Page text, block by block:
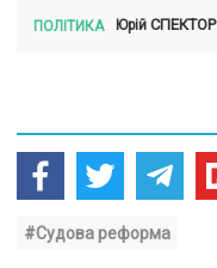
ПОЛІТИКА Юрій СПЕКТОР
#Судова реформа